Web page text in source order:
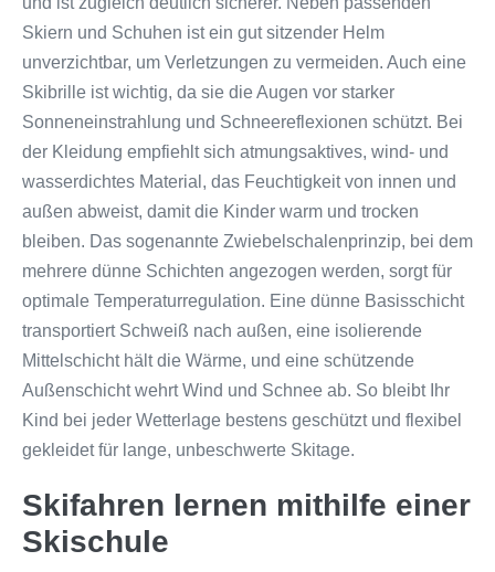
Skiern und Schuhen ist ein gut sitzender Helm
unverzichtbar, um Verletzungen zu vermeiden. Auch eine
Skibrille ist wichtig, da sie die Augen vor starker
Sonneneinstrahlung und Schneereflexionen schützt. Bei
der Kleidung empfiehlt sich atmungsaktives, wind- und
wasserdichtes Material, das Feuchtigkeit von innen und
außen abweist, damit die Kinder warm und trocken
bleiben. Das sogenannte Zwiebelschalenprinzip, bei dem
mehrere dünne Schichten angezogen werden, sorgt für
optimale Temperaturregulation. Eine dünne Basisschicht
transportiert Schweiß nach außen, eine isolierende
Mittelschicht hält die Wärme, und eine schützende
Außenschicht wehrt Wind und Schnee ab. So bleibt Ihr
Kind bei jeder Wetterlage bestens geschützt und flexibel
gekleidet für lange, unbeschwerte Skitage.
Skifahren lernen mithilfe einer
Skischule